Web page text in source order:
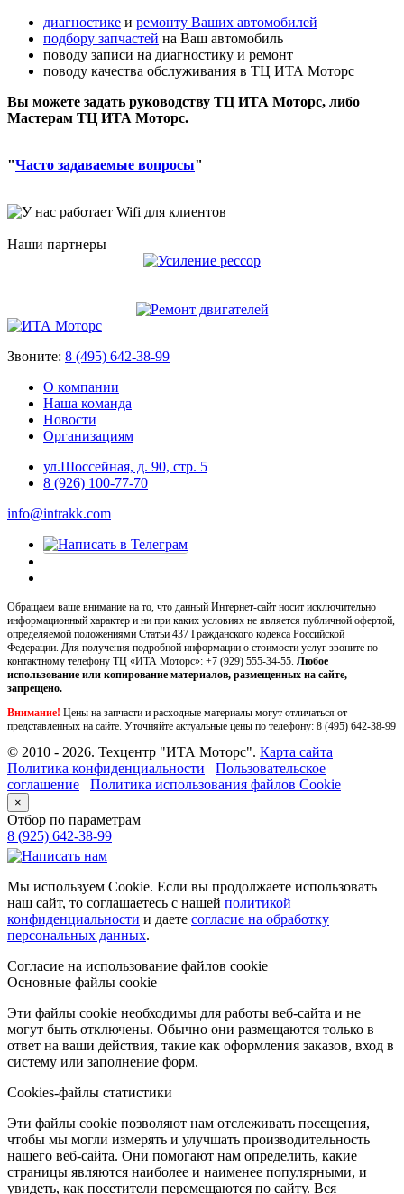
диагностике и ремонту Ваших автомобилей
подбору запчастей на Ваш автомобиль
поводу записи на диагностику и ремонт
поводу качества обслуживания в ТЦ ИТА Моторс
Вы можете задать руководству ТЦ ИТА Моторс, либо
Мастерам ТЦ ИТА Моторс.
"Часто задаваемые вопросы"
Наши партнеры
Звоните: 8 (495) 642-38-99
О компании
Наша команда
Новости
Организациям
ул.Шоссейная, д. 90, стр. 5
8 (926) 100-77-70
info@intrakk.com
Обращаем ваше внимание на то, что данный Интернет-сайт носит исключительно
информационный характер и ни при каких условиях не является публичной офертой,
определяемой положениями Статьи 437 Гражданского кодекса Российской
Федерации. Для получения подробной информации о стоимости услуг звоните по
контактному телефону ТЦ «ИТА Моторс»: +7 (929) 555-34-55. Любое
использование или копирование материалов, размещенных на сайте,
запрещено.
Внимание! Цены на запчасти и расходные материалы могут отличаться от
представленных на сайте. Уточняйте актуальные цены по телефону: 8 (495) 642-38-99
© 2010 - 2026. Техцентр "ИТА Моторс". Карта сайта
Политика конфиденциальности
Пользовательское
соглашение
Политика использования файлов Cookie
×
Отбор по параметрам
8 (925) 642-38-99
Мы используем Cookie. Если вы продолжаете использовать
наш сайт, то соглашаетесь с нашей политикой
конфиденциальности и даете согласие на обработку
персональных данных.
Согласие на использование файлов cookie
Основные файлы cookie
Эти файлы cookie необходимы для работы веб-сайта и не
могут быть отключены. Обычно они размещаются только в
ответ на ваши действия, такие как оформления заказов, вход в
систему или заполнение форм.
Cookies-файлы статистики
Эти файлы cookie позволяют нам отслеживать посещения,
чтобы мы могли измерять и улучшать производительность
нашего веб-сайта. Они помогают нам определить, какие
страницы являются наиболее и наименее популярными, и
увидеть, как посетители перемещаются по сайту. Вся